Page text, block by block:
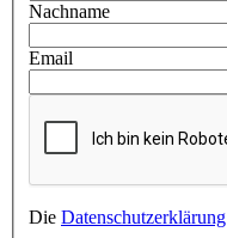
Nachname
Email
Die Datenschutzerklärung